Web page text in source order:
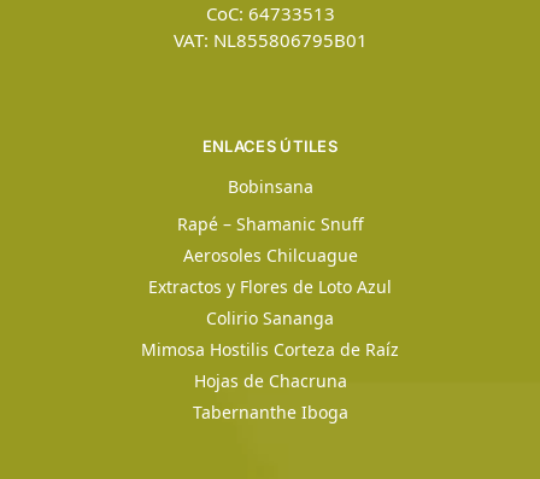
CoC: 64733513
VAT: NL855806795B01
ENLACES ÚTILES
Bobinsana
Rapé – Shamanic Snuff
Aerosoles Chilcuague
Extractos y Flores de Loto Azul
Colirio Sananga
Mimosa Hostilis Corteza de Raíz
Hojas de Chacruna
Tabernanthe Iboga